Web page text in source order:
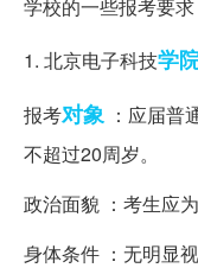
学校的一些报考要求
1. 北京电子科技学
报考对象 ：应届普
不超过20周岁。
政治面貌 ：考生应
身体条件 ：无明显